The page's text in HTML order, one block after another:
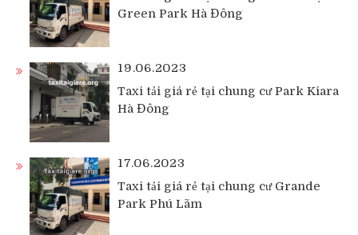
Green Park Hà Đông
19.06.2023
Taxi tải giá rẻ tại chung cư Park Kiara
Hà Đông
17.06.2023
Taxi tải giá rẻ tại chung cư Grande
Park Phú Lãm